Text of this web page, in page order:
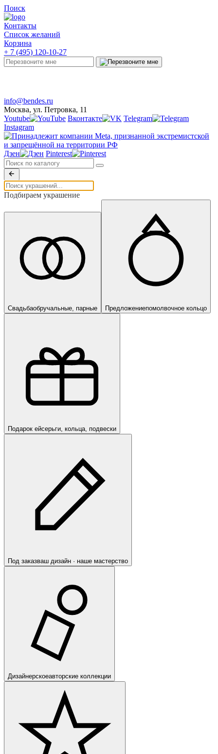
Поиск
Контакты
Список желаний
Корзина
+ 7 (495) 120-10-27
info@bendes.ru
Москва, ул. Петровка, 11
Youtube
Вконтакте
Telegram
Instagram
Дзен Pinterest
Подбираем украшение
Свадьбаобручальные, парные Предложениепомолвочное кольцо
Подарок ейсерьги, кольца, подвески
Под заказваш дизайн · наше мастерство
Дизайнерскоеавторские коллекции